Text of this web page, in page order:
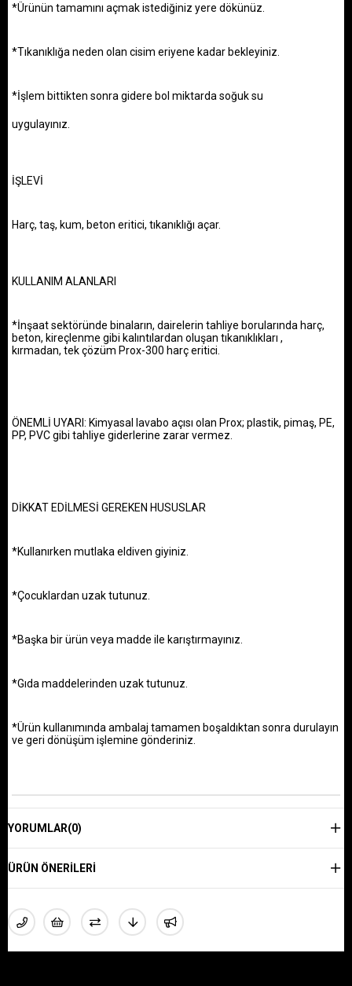
*Ürünün tamamını açmak istediğiniz yere dökünüz.
*Tıkanıklığa neden olan cisim eriyene kadar bekleyiniz.
*İşlem bittikten sonra gidere bol miktarda soğuk su
uygulayınız.
İŞLEVİ
Harç, taş, kum, beton eritici, tıkanıklığı açar.
KULLANIM ALANLARI
*İnşaat sektöründe binaların, dairelerin tahliye borularında harç,
beton, kireçlenme gibi kalıntılardan oluşan tıkanıklıkları ,
kırmadan, tek çözüm Prox-300 harç eritici.
ÖNEMLİ UYARI: Kimyasal lavabo açısı olan Prox; plastik, pimaş, PE,
PP, PVC gibi tahliye giderlerine zarar vermez.
DİKKAT EDİLMESİ GEREKEN HUSUSLAR
*Kullanırken mutlaka eldiven giyiniz.
*Çocuklardan uzak tutunuz.
*Başka bir ürün veya madde ile karıştırmayınız.
*Gıda maddelerinden uzak tutunuz.
*Ürün kullanımında ambalaj tamamen boşaldıktan sonradurulayın
ve geri dönüşüm işlemine gönderiniz.
YORUMLAR(0)
ÜRÜN ÖNERILERI